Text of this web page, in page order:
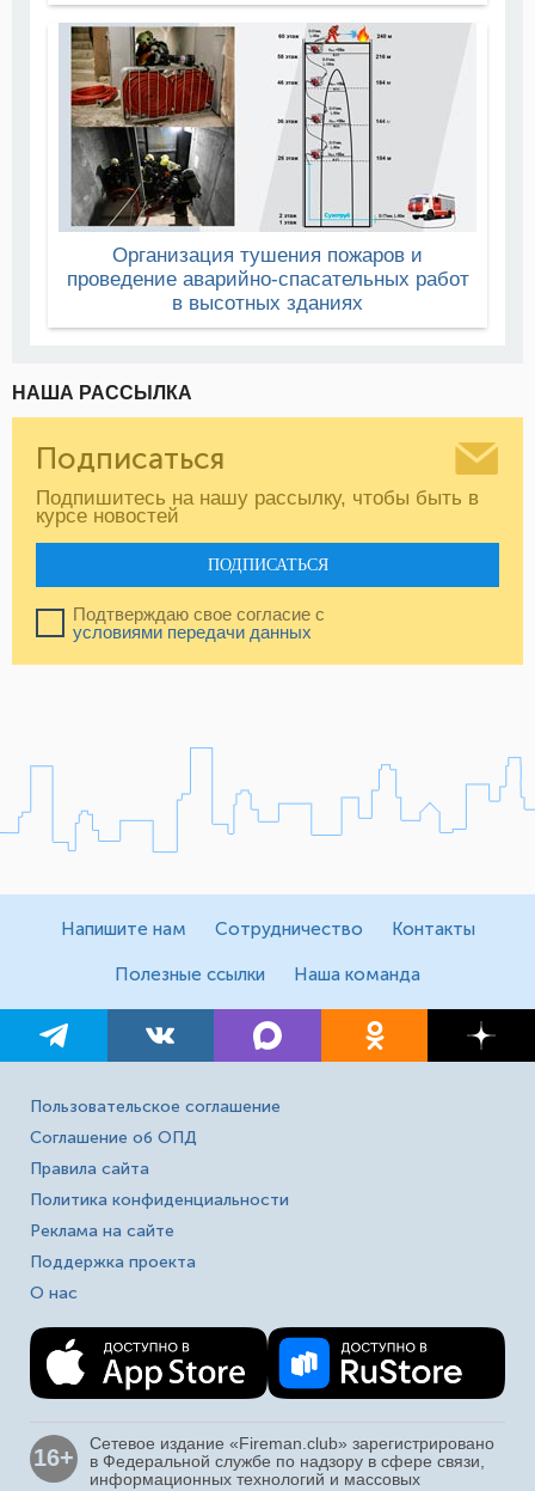
Организация тушения пожаров и
проведение аварийно-спасательных работ
в высотных зданиях
НАША РАССЫЛКА
Подписаться
Подпишитесь на нашу рассылку, чтобы быть в
курсе новостей
ПОДПИСАТЬСЯ
Подтверждаю свое согласие с
условиями передачи данных
Напишите нам Сотрудничество Контакты
Полезные ссылки Наша команда
Пользовательское соглашение
Соглашение об ОПД
Правила сайта
Политика конфиденциальности
Реклама на сайте
Поддержка проекта
О нас
16+
Сетевое издание «Fireman.club» зарегистрировано
в Федеральной службе по надзору в сфере связи,
информационных технологий и массовых